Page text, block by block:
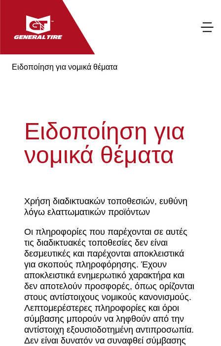
Ειδοποίηση για νομικά θέματα
Ειδοποίηση για
νομικά θέματα
Χρήση διαδικτυακών τοποθεσιών, ευθύνη
λόγω ελαττωματικών προϊόντων
Οι πληροφορίες που παρέχονται σε αυτές
τις διαδικτυακές τοποθεσίες δεν είναι
δεσμευτικές και παρέχονται αποκλειστικά
για σκοπούς πληροφόρησης. Έχουν
αποκλειστικά ενημερωτικό χαρακτήρα και
δεν αποτελούν προσφορές, όπως ορίζονται
στους αντίστοιχους νομικούς κανονισμούς.
Λεπτομερέστερες πληροφορίες και όροι
σύμβασης μπορούν να ληφθούν από την
αντίστοιχη εξουσιοδοτημένη αντιπροσωπία.
Δεν είναι δυνατόν να συναφθεί σύμβασης